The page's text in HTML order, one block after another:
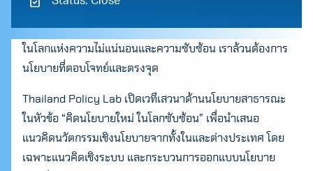
ในโลกแห่งความไม่แน่นอนและความซับซ้อน เราล้วนต้องการ
นโยบายที่ตอบโจทย์และตรงจุด
Thailand Policy Lab เปิดเวทีเสวนาด้านนโยบายสาธารณะ
ในหัวข้อ “คิดนโยบายใหม่ ในโลกซับซ้อน” เพื่อนำเสนอ
แนวคิดนวัตกรรมเชิงนโยบายจากทั้งในและต่างประเทศ โดย
เฉพาะแนวคิดเชิงระบบ และกระบวนการออกแบบนโยบาย